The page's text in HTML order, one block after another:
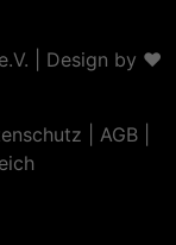
| Design by ❤
AGB|